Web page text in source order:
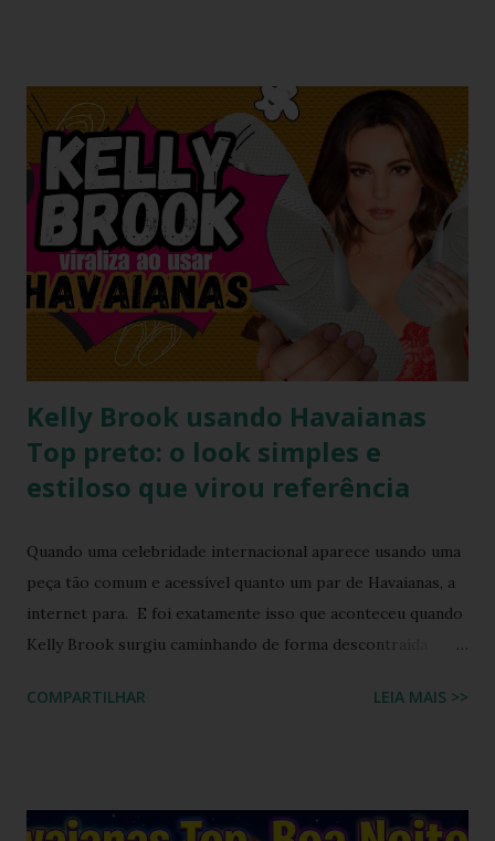
matéria, mergulhamos nos detalhes técnicos e estéticos do
look, com foco especial no calçado que desafiou as leis da
gravidade e da moda: o salto plataforma construído com
Havaianas . A ironia da "Basiquinha": O figurino de joias
Antes de chegarmos aos pés, precisamos falar sobre a
armadura de brilho que Paolla ostentou. O conjunto,
composto por um top e uma minissaia, não era apenas
"bordado", mas sim uma escultura de pedrarias
multicoloridas . ...
Kelly Brook usando Havaianas
Top preto: o look simples e
estiloso que virou referência
Quando uma celebridade internacional aparece usando uma
peça tão comum e acessível quanto um par de Havaianas, a
internet para. E foi exatamente isso que aconteceu quando
Kelly Brook surgiu caminhando de forma descontraída
que se tornou rapidamente uma inspiração para fãs de
“estilo real da vida real”: confortável, descomplicado e
COMPARTILHAR LEIA MAIS >>